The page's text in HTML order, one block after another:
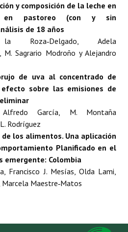
y composición de la leche en
en pastoreo (con y sin
de 18 años
Roza‑Delgado, Adela
M. Sagrario Modroño y Alejandro
de uva al concentrado de
efecto sobre las emisiones de
Alfredo García, M. Montaña
Rodríguez
los alimentos. Una aplicación
Planificado en el
emergente: Colombia
Francisco J. Mesías, Olda Lami,
Marcela Maestre‑Matos